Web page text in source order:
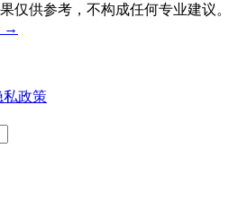
仅供参考，不构成任何专业建议。
→
政策